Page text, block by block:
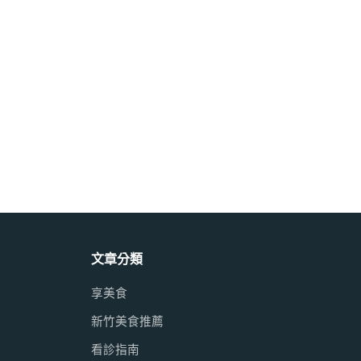
文章分類
享美食
新竹美食推薦
看診指南